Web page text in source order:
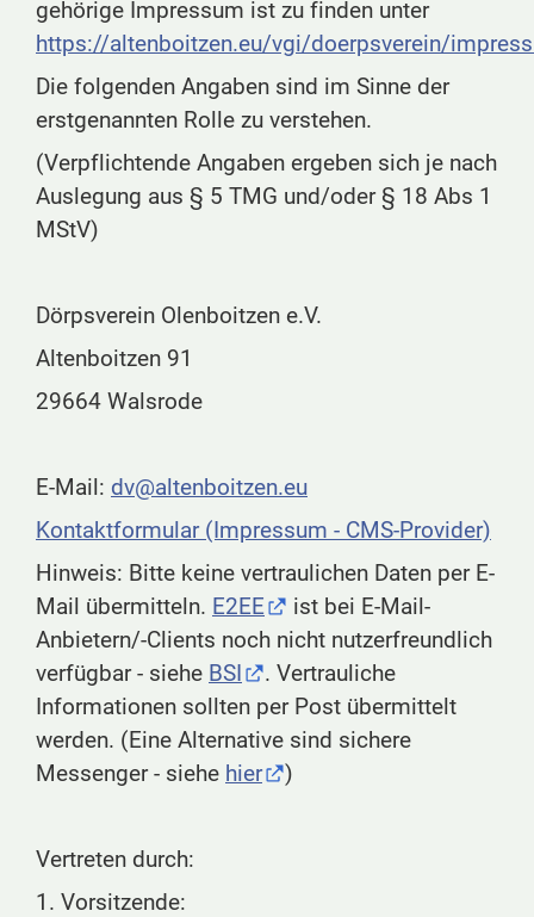
gehörige Impressum ist zu finden unter
https://altenboitzen.eu/vgi/doerpsverein/
Die folgenden Angaben sind im Sinne der
erstgenannten Rolle zu verstehen.
(Verpflichtende Angaben ergeben sich je nach
Auslegung aus § 5 TMG und/oder § 18 Abs 1
MStV)
Dörpsverein Olenboitzen e.V.
Altenboitzen 91
29664 Walsrode
E-Mail: dv@altenboitzen.eu
Kontaktformular (Impressum - CMS-Provider)
Hinweis: Bitte keine vertraulichen Daten per E-
Mail übermitteln. E2EE
ist bei E-Mail-
Anbietern/-Clients noch nicht nutzerfreundlich
verfügbar - siehe BSI
. Vertrauliche
Informationen sollten per Post übermittelt
werden. (Eine Alternative sind sichere
Messenger - siehe hier )
Vertreten durch:
1. Vorsitzende: